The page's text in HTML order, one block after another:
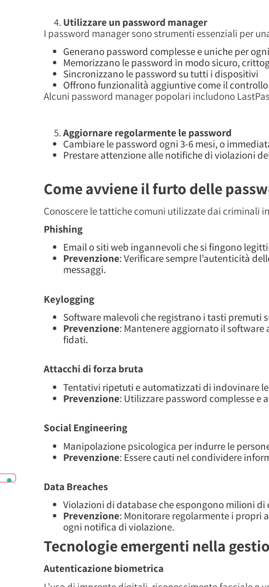
Utilizzare un password manager
I password manager sono strumenti essenziali per
Generano password complesse e uniche per
Memorizzano le password in modo sicuro,
Sincronizzano le password su tutti i dispositivi
Offrono funzionalità aggiuntive come il
Alcuni password manager popolari includono
Aggiornare regolarmente le password
Cambiare le password ogni 3-6 mesi, o
Prestare attenzione alle notifiche di violazioni
Come avviene il furto delle
Conoscere le tattiche comuni utilizzate dai criminali
Phishing
Email o siti web ingannevoli che si fingono
Prevenzione: Verificare sempre l’autenticità
messaggi.
Keylogging
Software malevoli che registrano i tasti premuti
Prevenzione: Mantenere aggiornato il
fidati.
Attacchi di forza bruta
Tentativi ripetuti e automatizzati di indovinare
Prevenzione: Utilizzare password complesse
Social Engineering
Manipolazione psicologica per indurre le
Prevenzione: Essere cauti nel condividere
Data Breaches
Violazioni di database che espongono milioni di
Prevenzione: Monitorare regolarmente i propri
ogni notifica di violazione.
Tecnologie emergenti nella
Autenticazione biometrica